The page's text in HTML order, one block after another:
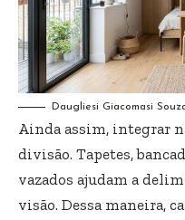
Daugliesi Giacomasi
Ainda assim, integrar
divisão. Tapetes,
vazados ajudam a
visão. Dessa maneira,